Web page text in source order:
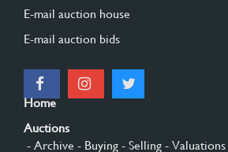
E-mail auction house
E-mail auction bids
Home
Auctions
- Archive - Buying - Selling - Valuations